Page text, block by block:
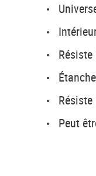
Résiste
Peut